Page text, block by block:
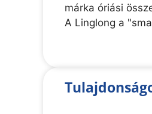
márka óriási
A Linglong a